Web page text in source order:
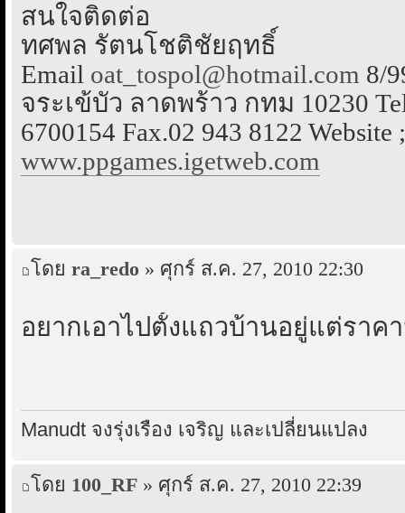
สนใจติดต่อ
ทศพล รัตนโชติชัยฤทธิ์
Email oat_tospol@hotmail.com 8/
จระเข้บัว ลาดพร้าว กทม 10230
6700154 Fax.02 943 8122 Website ;
www.ppgames.igetweb.com
โดย ra_redo » ศุกร์ ส.ค. 27, 2010 22:30
อยากเอาไปตั้งแถวบ้านอยู่แต่ราค
Manudt จงรุ่งเรือง เจริญ และเปลี่ยนแปลง
โดย 100_RF » ศุกร์ ส.ค. 27, 2010 22:39